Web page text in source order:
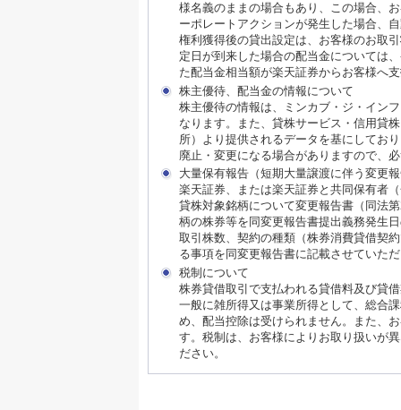
様名義のままの場合もあり、この場合、
ーポレートアクションが発生した場合、
権利獲得後の貸出設定は、お客様のお取
定日が到来した場合の配当金については
た配当金相当額が楽天証券からお客様へ
株主優待、配当金の情報について
株主優待の情報は、ミンカブ・ジ・イン
なります。また、貸株サービス・信用貸
所）より提供されるデータを基にしてお
廃止・変更になる場合がありますので、
大量保有報告（短期大量譲渡に伴う変更
楽天証券、または楽天証券と共同保有者
貸株対象銘柄について変更報告書（同法
柄の株券等を同変更報告書提出義務発生
取引株数、契約の種類（株券消費貸借契
る事項を同変更報告書に記載させていた
税制について
株券貸借取引で支払われる貸借料及び貸
一般に雑所得又は事業所得として、総合
め、配当控除は受けられません。また、
す。税制は、お客様によりお取り扱いが
ださい。